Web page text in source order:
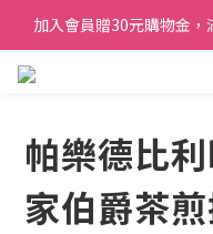
加入會員贈30元購物金，
加入會員贈30元購物金，
帕樂德比
家伯爵茶